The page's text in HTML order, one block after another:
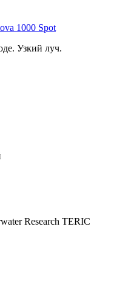
1000 Spot
Узкий луч.
Research TERIC